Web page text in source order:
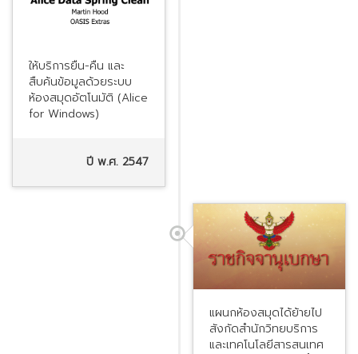
ให้บริการยืน-คืน และ
สืบค้นข้อมูลด้วยระบบ
ห้องสมุดอัตโนมัติ (Alice
for Windows)
ปี พ.ศ. 2547
แผนกห้องสมุดได้ย้ายไป
สังกัดสำนักวิทยบริการ
และเทคโนโลยีสารสนเทศ